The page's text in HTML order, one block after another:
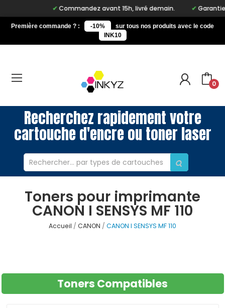
Commandez avant 15h, livré demain. Garantie
Première commande ? : -10%
sur tous nos produits avec le code
INK10
0
Recherchez rapidement votre
cartouche d'encre ou toner laser
Toners pour imprimante
CANON I SENSYS MF 110
Accueil CANON CANON I SENSYS MF 110
Toners Compatibles